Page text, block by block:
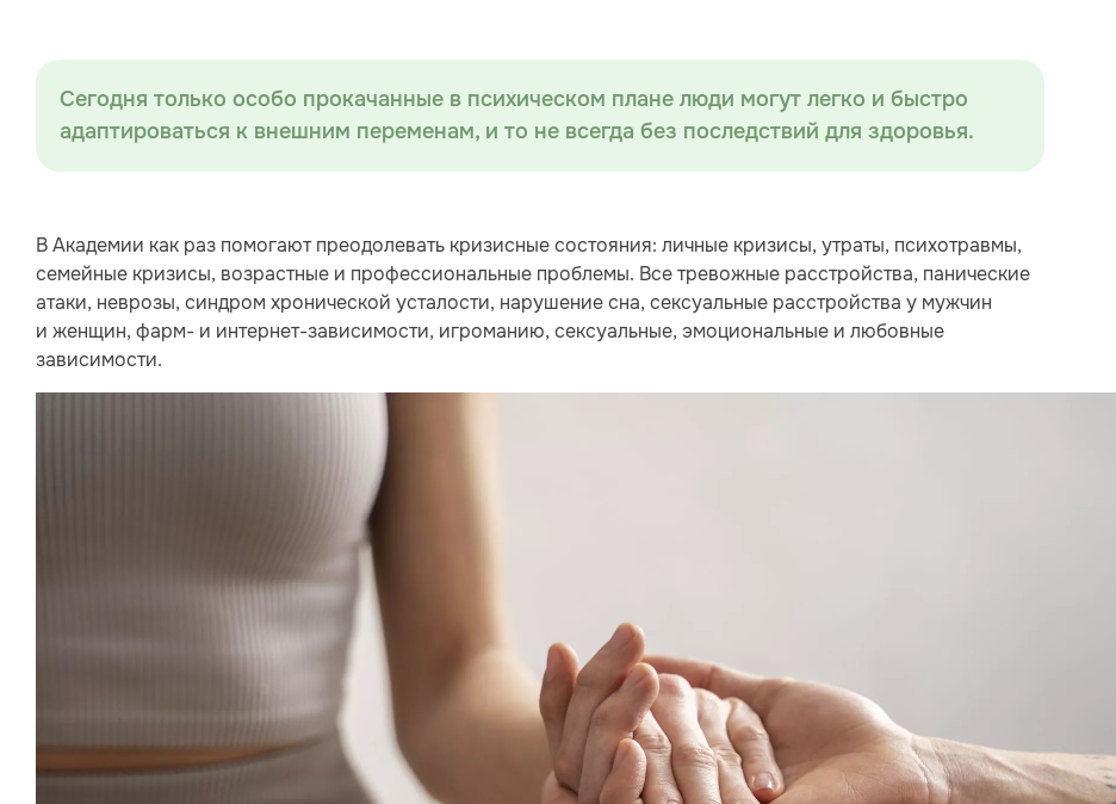
Сегодня только особо прокачанные в психическом плане люди могут легко и быстро
адаптироваться к внешним переменам, и то не всегда без последствий для здоровья.
В Академии как раз помогают преодолевать кризисные состояния: личные кризисы, утраты, психотравмы,
семейные кризисы, возрастные и профессиональные проблемы. Все тревожные расстройства, панические
атаки, неврозы, синдром хронической усталости, нарушение сна, сексуальные расстройства у мужчин
и женщин, фарм- и интернет-зависимости, игроманию, сексуальные, эмоциональные и любовные
зависимости.